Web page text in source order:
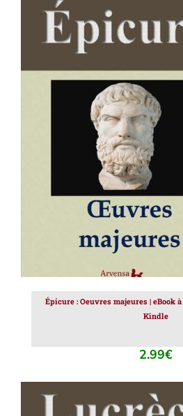
AJOUTER AU PANIER /
Épicure : Oeuvres majeures | eBook
Kindle
2.99€